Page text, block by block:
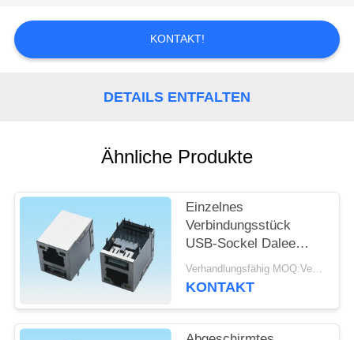
FORDERN
SIE
SITEMAP
PRIVACY
POLICY
KONTAKT!
DETAILS ENTFALTEN
Ähnliche Produkte
Einzelnes
Verbindungsstück
USB-Sockel Dalee
RJ45 Jack mit LED-
Licht in den
Verhandlungsfähig MOQ:Verhandelbar
KONTAKT